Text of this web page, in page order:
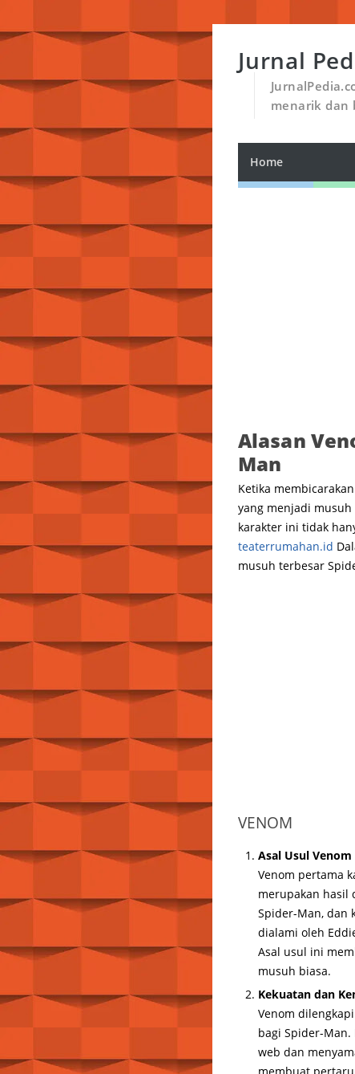
Jurnal
menarik dan
Home
Alasan
Man
Ketika
yang menjadi musuh
karakter ini tidak
teaterrumahan.id
musuh terbesar
VENOM
Asal Usul Venom
Venom pertama
merupakan hasil
Spider-Man, dan
dialami oleh
Asal usul ini
musuh biasa.
Kekuatan dan
Venom
bagi Spider-
web dan